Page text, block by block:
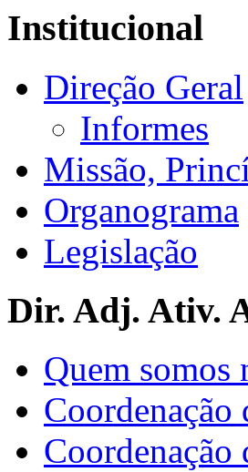
Institucional
Direção Geral
Informes
Missão,
Organograma
Legislação
Dir. Adj. Ativ.
Quem somos
Coordenação
Coordenação